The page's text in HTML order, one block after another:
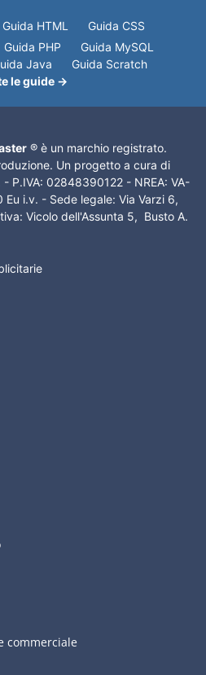
Guida HTML
Guida CSS
Guida PHP
Guida MySQL
Java
Guida Scratch
le guide →
® è un marchio registrato.
Un progetto a cura di
P.IVA: 02848390122 - NREA: VA-
i.v. - Sede legale: Via Varzi 6,
Vicolo dell'Assunta 5, Busto A.
commerciale